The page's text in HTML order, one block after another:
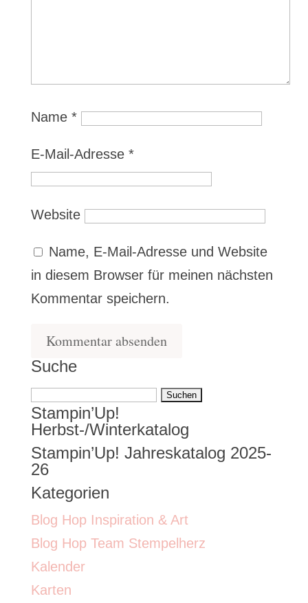
Name *
E-Mail-Adresse *
Website
Name, E-Mail-Adresse und Website
in diesem Browser für meinen nächsten
Kommentar speichern.
Suche
Suchen
nach:
Stampin’Up!
Herbst-/Winterkatalog
Stampin’Up! Jahreskatalog 2025-
26
Kategorien
Blog Hop Inspiration & Art
Blog Hop Team Stempelherz
Kalender
Karten